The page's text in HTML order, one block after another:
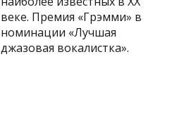
веке. Премия «Грэмми» в
номинации «Лучшая
джазовая вокалистка».